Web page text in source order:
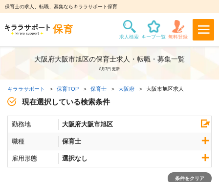
保育士の求人、転職、募集ならキララサポート保育
大阪府大阪市旭区の保育士求人・転職・募集一覧
8月7日 更新
キララサポート 保育TOP 保育士 大阪府 大阪市旭区求人
現在選択している検索条件
勤務地 大阪府大阪市旭区
職種 保育士
雇用形態 選択なし
条件をクリア